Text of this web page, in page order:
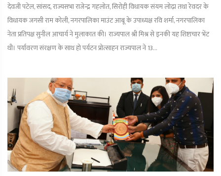
देवजी पटेल, सांसद, राज्यसभा राजेन्द्र गहलोत, सिरोही विधायक संयम लोढ़ा तथा रेवदर के
विधायक जगसी राम कोली, नगरपालिका माउंट आबू के उपाध्यक्ष रवि शर्मा, नगरपालिका
नेता प्रतिपक्ष सुनील आचार्य ने मुलाकात की। राज्यपाल श्री मिश्र से इनकी यह शिष्टाचार भेंट
थी। पर्यावरण संरक्षण के साथ हो पर्यटन प्रोत्साहन राज्यपाल ने 13...